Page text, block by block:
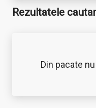
Rezultatele
Din pacate